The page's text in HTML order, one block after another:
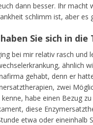
dann besser. Ihr macht
schlimm ist, aber es
Sie sich in
bei mir relativ rasch und
ähnlich
gehabt, denn er
zwei
kenne, habe einen Bezug
diese
etwa oder eineinhalb